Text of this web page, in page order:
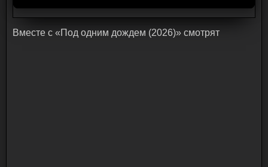
Bмecтe c «Под одним дождем (2026)» cмoтpят